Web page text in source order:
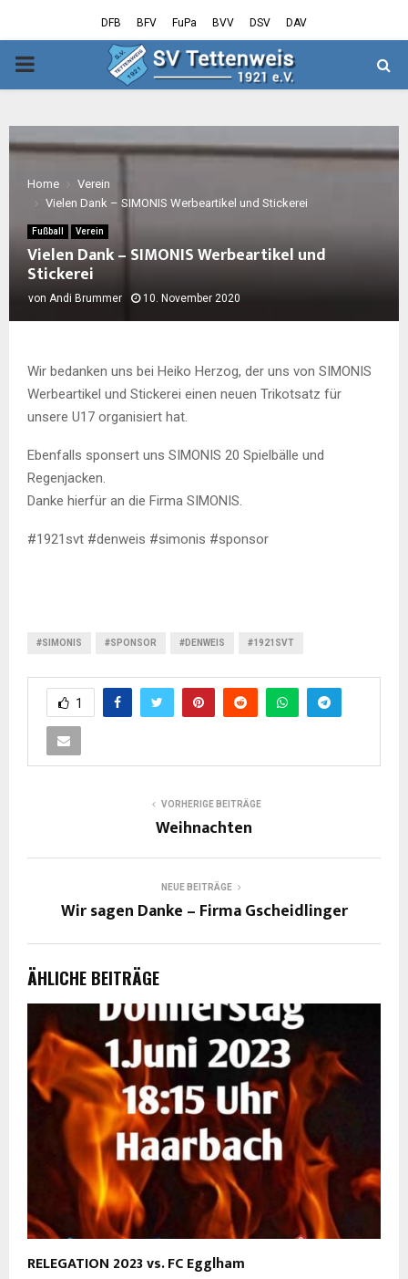
DFB BFV FuPa BVV DSV DAV
PRIMARY
Home
Verein
Vielen Dank – SIMONIS Werbeartikel und Stickerei
Fußball Verein
Vielen Dank – SIMONIS Werbeartikel und
Stickerei
von Andi Brummer 10. November 2020
Wir bedanken uns bei Heiko Herzog, der uns von SIMONIS
Werbeartikel und Stickerei einen neuen Trikotsatz für
unsere U17 organisiert hat.
Ebenfalls sponsert uns SIMONIS 20 Spielbälle und
Regenjacken.
Danke hierfür an die Firma SIMONIS.
#1921svt #denweis #simonis #sponsor
#SIMONIS #SPONSOR #DENWEIS #1921SVT
1
VORHERIGE BEITRÄGE
Weihnachten
NEUE BEITRÄGE
Wir sagen Danke – Firma Gscheidlinger
ÄHLICHE BEITRÄGE
RELEGATION 2023 vs. FC Egglham